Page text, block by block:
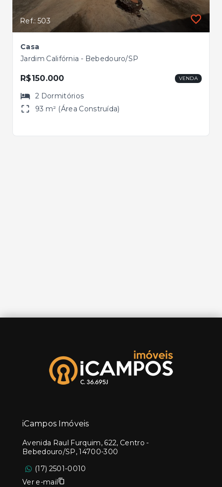
Ref.: 503
Casa
Jardim Califórnia - Bebedouro/SP
R$150.000 VENDA
2 Dormitórios
93 m² (Área Construída)
iCampos Imóveis
Avenida Raul Furquim, 622, Centro -
Bebedouro/SP, 14700-300
(17) 2501-0010
Ver e-mail